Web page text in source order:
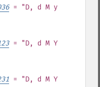
= "D, d M y
= "D, d M Y
= "D, d M Y